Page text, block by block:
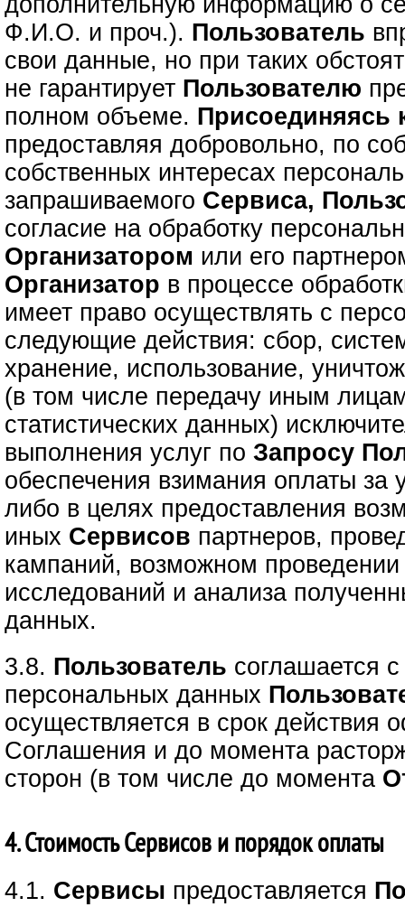
Ф.И.О. и проч.). Пользователь
свои данные, но при таких
не гарантирует Пользователю
полном объеме. Присоединяясь
предоставляя добровольно, по
собственных интересах
запрашиваемого Сервиса,
согласие на обработку
Организатором или его
Организатор в процессе
имеет право осуществлять с
следующие действия: сбор,
хранение, использование,
(в том числе передачу иным
статистических данных)
выполнения услуг поЗапросу
обеспечения взимания оплаты за
либо в целях предоставления
иных Сервисов партнеров,
кампаний, возможном проведении
исследований и анализа
данных.
3.8. Пользователь соглашается
персональных данных
осуществляется в срок действия
Соглашения и до момента
сторон (в том числе до момента
4. Стоимость Сервисов и порядок оплаты
4.1. Сервисы предоставляется